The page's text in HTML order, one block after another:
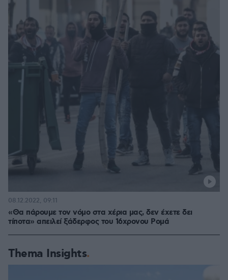
«Θα πάρουμε τον νόμο στα χέρια μας, δεν έχετε δει
τίποτα» απειλεί ξάδερφος του 16χρονου Ρομά
08.12.2022, 09:11
Thema Insights